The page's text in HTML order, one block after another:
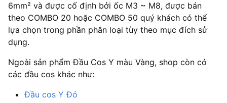
6mm² và được cố định bởi ốc M3 ~ M8, được bán
theo COMBO 20 hoặc COMBO 50 quý khách có thể
lựa chọn trong phần phân loại tùy theo mục đích sử
dụng.
Ngoài sản phẩm Đầu Cos Y màu Vàng, shop còn có
các đầu cos khác như:
Đầu cos Y Đỏ